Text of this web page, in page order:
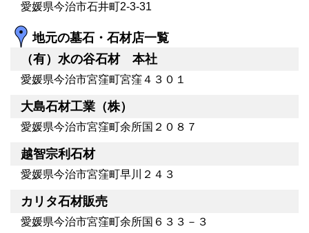
愛媛県今治市石井町2-3-31
地元の墓石・石材店一覧
（有）水の谷石材 本社
愛媛県今治市宮窪町宮窪４３０１
大島石材工業（株）
愛媛県今治市宮窪町余所国２０８７
越智宗利石材
愛媛県今治市宮窪町早川２４３
カリタ石材販売
愛媛県今治市宮窪町余所国６３３－３